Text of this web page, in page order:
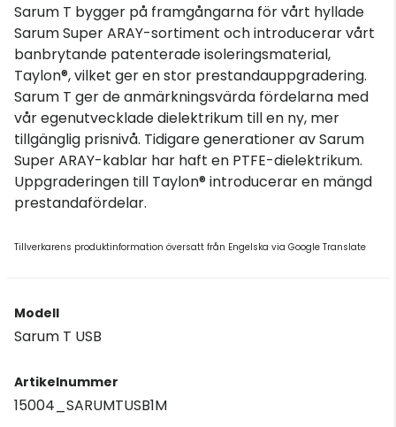
Sarum T bygger på framgångarna för vårt hyllade
Sarum Super ARAY-sortiment och introducerar vårt
banbrytande patenterade isoleringsmaterial,
Taylon®, vilket ger en stor prestandauppgradering.
Sarum T ger de anmärkningsvärda fördelarna med
vår egenutvecklade dielektrikum till en ny, mer
tillgänglig prisnivå. Tidigare generationer av Sarum
Super ARAY-kablar har haft en PTFE-dielektrikum.
Uppgraderingen till Taylon® introducerar en mängd
prestandafördelar.
Tillverkarens produktinformation översatt från Engelska via Google Translate
Modell
Sarum T USB
Artikelnummer
15004_SARUMTUSB1M